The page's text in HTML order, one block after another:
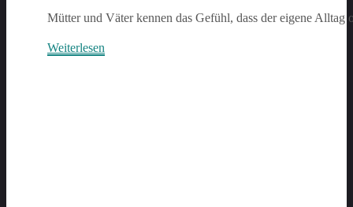
Mütter und Väter kennen das Gefühl, dass der eigene
Weiterlesen